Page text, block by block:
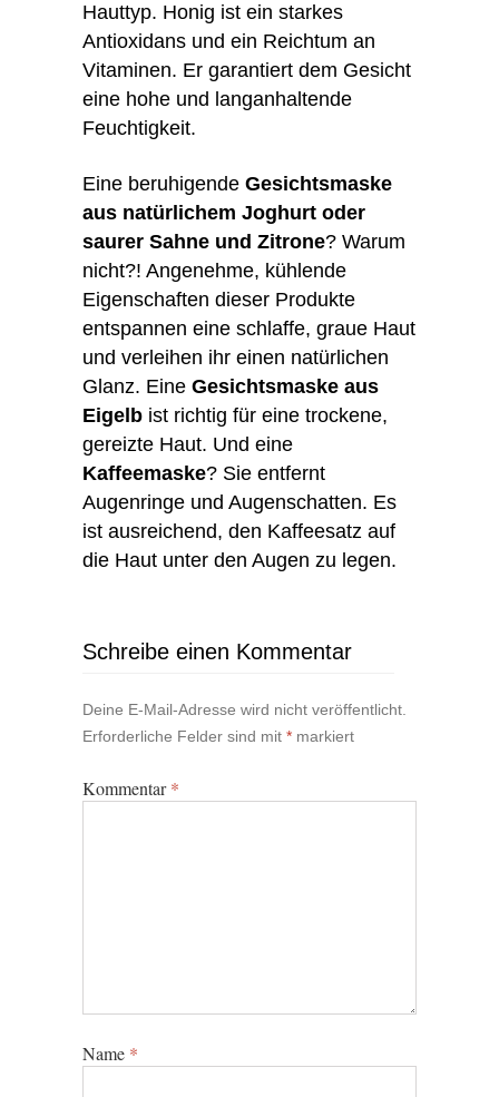
Hauttyp. Honig ist ein starkes
Antioxidans und ein Reichtum an
Vitaminen. Er garantiert dem Gesicht
eine hohe und langanhaltende
Feuchtigkeit.
Eine beruhigende Gesichtsmaske
aus natürlichem Joghurt oder
saurer Sahne und Zitrone? Warum
nicht?! Angenehme, kühlende
Eigenschaften dieser Produkte
entspannen eine schlaffe, graue Haut
und verleihen ihr einen natürlichen
Glanz. Eine Gesichtsmaske aus
Eigelb ist richtig für eine trockene,
gereizte Haut. Und eine
Kaffeemaske? Sie entfernt
Augenringe und Augenschatten. Es
ist ausreichend, den Kaffeesatz auf
die Haut unter den Augen zu legen.
Schreibe einen Kommentar
Deine E-Mail-Adresse wird nicht veröffentlicht.
Erforderliche Felder sind mit * markiert
Kommentar*
Name *